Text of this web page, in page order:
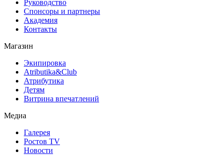
Руководство
Спонсоры и партнеры
Академия
Контакты
Магазин
Экипировка
Atributika&Club
Атрибутика
Детям
Витрина впечатлений
Медиа
Галерея
Ростов TV
Новости